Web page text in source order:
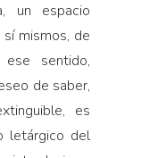
un espacio
mismos, de
sentido,
de saber,
es
letárgico del